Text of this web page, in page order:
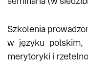
Szkolenia
w języku polskim,
merytoryki i